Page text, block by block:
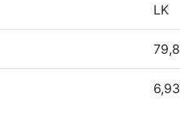
LK